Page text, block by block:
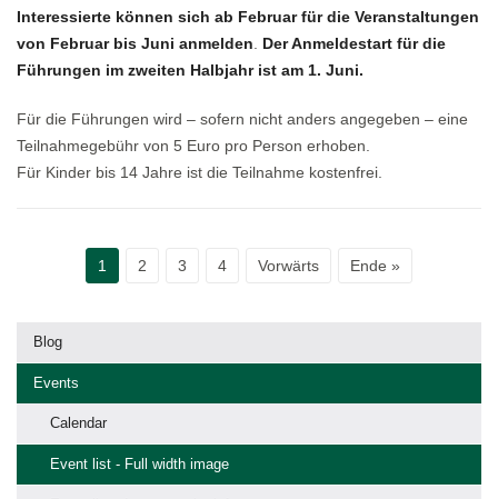
Interessierte können sich ab Februar für die Veranstaltungen
von Februar bis Juni anmelden
Der Anmeldestart für die
Führungen im zweiten Halbjahr ist am 1. Juni.
Für die Führungen wird – sofern nicht anders angegeben – eine
Teilnahmegebühr von 5 Euro pro Person erhoben.
Für Kinder bis 14 Jahre ist die Teilnahme kostenfrei.
1 2 3 4 Vorwärts Ende »
Blog
Events
Calendar
Event list - Full width image